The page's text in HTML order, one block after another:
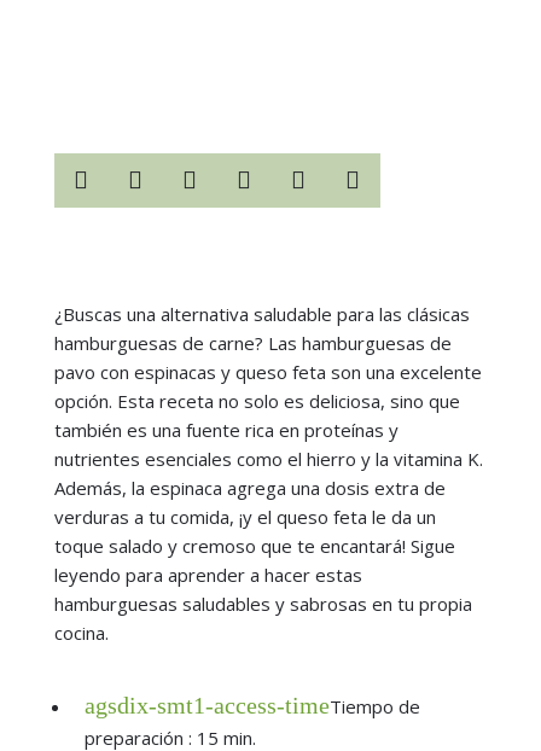
     
¿Buscas una alternativa saludable para las clásicas
hamburguesas de carne? Las hamburguesas de
pavo con espinacas y queso feta son una excelente
opción. Esta receta no solo es deliciosa, sino que
también es una fuente rica en proteínas y
nutrientes esenciales como el hierro y la vitamina K.
Además, la espinaca agrega una dosis extra de
verduras a tu comida, ¡y el queso feta le da un
toque salado y cremoso que te encantará! Sigue
leyendo para aprender a hacer estas
hamburguesas saludables y sabrosas en tu propia
cocina.
agsdix-smt1-access-timeTiempo de
preparación : 15 min.